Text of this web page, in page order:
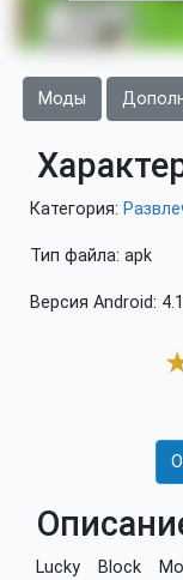
Моды
Категория:
Тип файла: apk
Версия Android:
Lucky Block